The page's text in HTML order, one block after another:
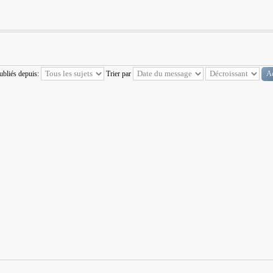
depuis: Trier par